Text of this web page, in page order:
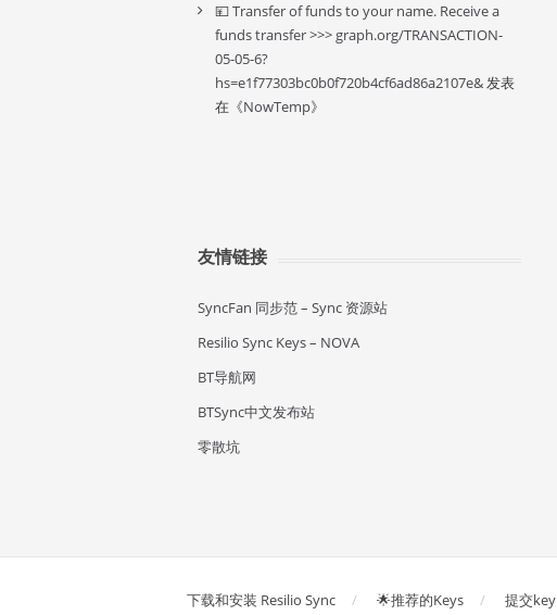
💴 Transfer of funds to your name. Receive a
funds transfer >>> graph.org/TRANSACTION-
05-05-6?
hs=e1f77303bc0b0f720b4cf6ad86a2107e&发表
在《NowTemp》
友情链接
SyncFan 同步范 – Sync 资源站
Resilio Sync Keys – NOVA
BT导航网
BTSync中文发布站
零散坑
下载和安装 Resilio Sync 🌟推荐的Keys 提交key